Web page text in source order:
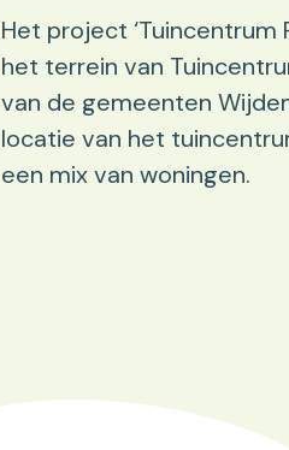
Het project ‘Tuincentrum
het terrein van
van de gemeenten
locatie van het
een mix van woningen.